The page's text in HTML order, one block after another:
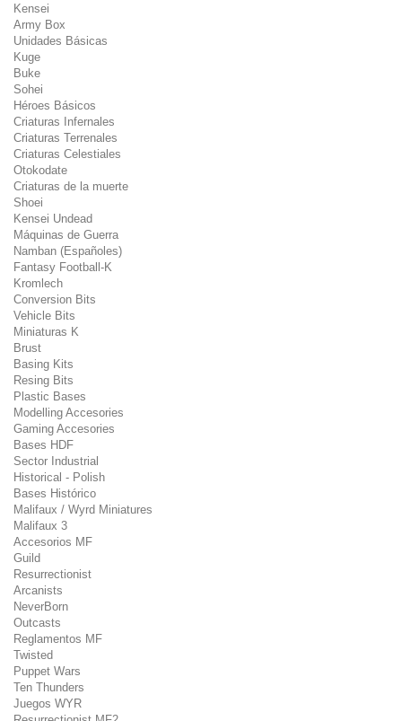
Kensei
Army Box
Unidades Básicas
Kuge
Buke
Sohei
Héroes Básicos
Criaturas Infernales
Criaturas Terrenales
Criaturas Celestiales
Otokodate
Criaturas de la muerte
Shoei
Kensei Undead
Máquinas de Guerra
Namban (Españoles)
Fantasy Football-K
Kromlech
Conversion Bits
Vehicle Bits
Miniaturas K
Brust
Basing Kits
Resing Bits
Plastic Bases
Modelling Accesories
Gaming Accesories
Bases HDF
Sector Industrial
Historical - Polish
Bases Histórico
Malifaux / Wyrd Miniatures
Malifaux 3
Accesorios MF
Guild
Resurrectionist
Arcanists
NeverBorn
Outcasts
Reglamentos MF
Twisted
Puppet Wars
Ten Thunders
Juegos WYR